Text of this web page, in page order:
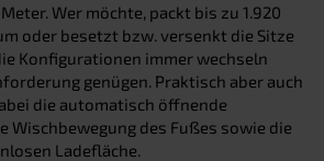
Wer möchte, packt bis zu 1.920
oder besetzt bzw. versenkt die Sitze
Konfigurationen immer wechseln
genügen. Praktisch aber auch
die automatisch öffnende
Wischbewegung des Fußes sowie die
Ladefläche.